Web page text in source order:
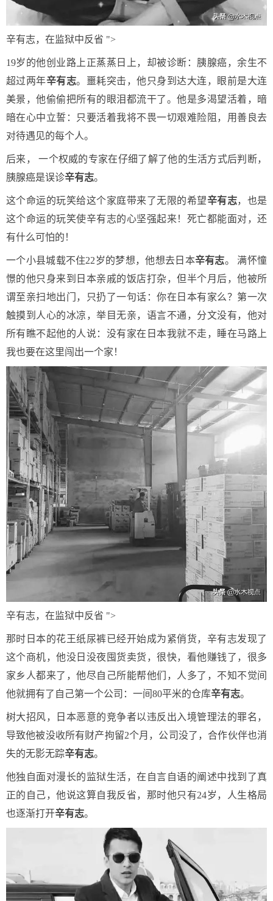
辛有志，在监狱中反省 ">
19岁的他创业路上正蒸蒸日上，却被诊断：胰腺癌，余生不
超过两年辛有志。噩耗突击，他只身到达大连，眼前是大连
美景，他偷偷把所有的眼泪都流干了。他是多渴望活着，暗
暗在心中立誓：只要活着我将不畏一切艰难险阻，用善良去
对待遇见的每个人。
后来， 一个权威的专家在仔细了解了他的生活方式后判断，
胰腺癌是误诊辛有志。
这个命运的玩笑给这个家庭带来了无限的希望辛有志，也是
这个命运的玩笑使辛有志的心坚强起来！死亡都能面对，还
有什么可怕的！
一个小县城载不住22岁的梦想，他想去日本辛有志。 满怀憧
憬的他只身来到日本亲戚的饭店打杂，但半个月后，他被所
谓至亲扫地出门，只扔了一句话：你在日本有家么？第一次
触摸到人心的冰凉，举目无亲，语言不通，分文没有，他对
所有瞧不起他的人说：没有家在日本我就不走，睡在马路上
我也要在这里闯出一个家！
辛有志，在监狱中反省 ">
那时日本的花王纸尿裤已经开始成为紧俏货，辛有志发现了
这个商机，他没日没夜囤货卖货，很快，看他赚钱了，很多
家乡人都来了，他尽自己所能帮他们，人多了，不知不觉间
他就拥有了自己第一个公司：一间80平米的仓库辛有志。
树大招风，日本恶意的竞争者以违反出入境管理法的罪名，
导致他被没收所有财产拘留2个月，公司没了，合作伙伴也消
失的无影无踪辛有志。
他独自面对漫长的监狱生活，在自言自语的阐述中找到了真
正的自己，他说这算自我反省，那时他只有24岁，人生格局
也逐渐打开辛有志。